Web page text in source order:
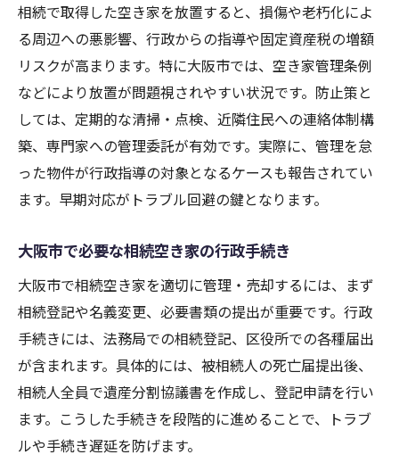
相続で取得した空き家を放置すると、損傷や老朽化によ
る周辺への悪影響、行政からの指導や固定資産税の増額
リスクが高まります。特に大阪市では、空き家管理条例
などにより放置が問題視されやすい状況です。防止策と
しては、定期的な清掃・点検、近隣住民への連絡体制構
築、専門家への管理委託が有効です。実際に、管理を怠
った物件が行政指導の対象となるケースも報告されてい
ます。早期対応がトラブル回避の鍵となります。
大阪市で必要な相続空き家の行政手続き
大阪市で相続空き家を適切に管理・売却するには、まず
相続登記や名義変更、必要書類の提出が重要です。行政
手続きには、法務局での相続登記、区役所での各種届出
が含まれます。具体的には、被相続人の死亡届提出後、
相続人全員で遺産分割協議書を作成し、登記申請を行い
ます。こうした手続きを段階的に進めることで、トラブ
ルや手続き遅延を防げます。